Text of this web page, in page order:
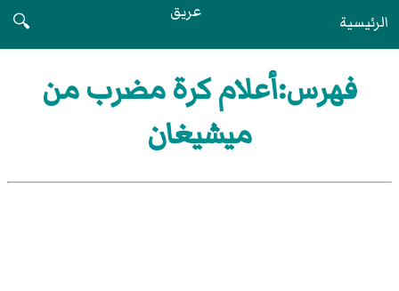
الرئيسية عريق
🔍
فهرس:أعلام كرة مضرب من
ميشيغان